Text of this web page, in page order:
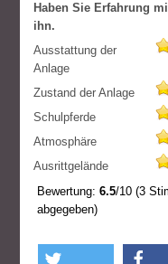
Haben Sie Erfahrung
ihn.
Ausstattung der
Anlage
Zustand der Anlage
Schulpferde
Atmosphäre
Ausrittgelände
Bewertung:6.5/10 (3
abgegeben)